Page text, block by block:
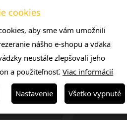
© 2025 -TOREX
cookies
aby sme vám umožnili
nášho e-shopu a vďaka
neustále zlepšovali jeho
a použiteľnosť. Viac informácií
Nastavenie Všetko vypnuté